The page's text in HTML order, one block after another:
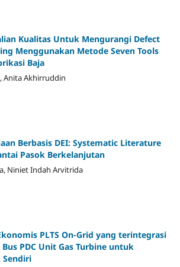
Kualitas Untuk Mengurangi Defect
Menggunakan Metode Seven Tools
Baja
Anita Akhirruddin
Berbasis DEI: Systematic Literature
Pasok Berkelanjutan
Niniet Indah Arvitrida
PLTS On-Grid yang terintegrasi
PDC Unit Gas Turbine untuk
Sendiri